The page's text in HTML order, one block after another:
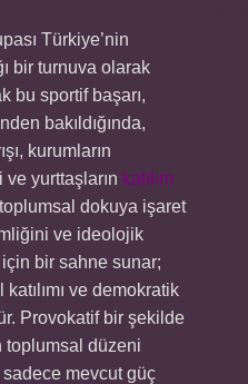
Türkiye’nin
bir turnuva olarak
bu sportif başarı,
bakıldığında,
kurumların
yurttaşların katılım
dokuya işaret
ve ideolojik
bir sahne sunar;
ve demokratik
Provokatif bir şekilde
toplumsal düzeni
mevcut güç